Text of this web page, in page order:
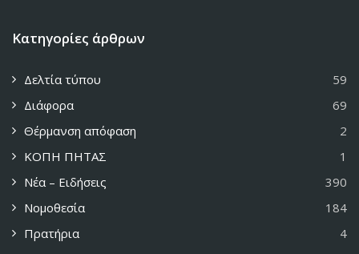
Κατηγορίες άρθρων
Δελτία τύπου
59
Διάφορα
69
Θέρμανση απόφαση
2
ΚΟΠΗ ΠΗΤΑΣ
1
Νέα – Ειδήσεις
390
Νομοθεσία
184
Πρατήρια
4